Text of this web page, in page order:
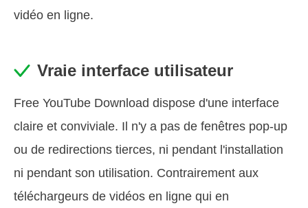
vidéo en ligne.
Vraie interface utilisateur
Free YouTube Download dispose d'une interface
claire et conviviale. Il n'y a pas de fenêtres pop-up
ou de redirections tierces, ni pendant l'installation
ni pendant son utilisation. Contrairement aux
téléchargeurs de vidéos en ligne qui en